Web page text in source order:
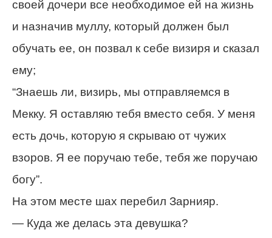
своей дочери все необходимое ей на жизнь
и назначив муллу, который должен был
обучать ее, он позвал к себе визиря и сказал
ему;
“Знаешь ли, визирь, мы отправляемся в
Мекку. Я оставляю тебя вместо себя. У меня
есть дочь, которую я скрываю от чужих
взоров. Я ее поручаю тебе, тебя же поручаю
богу”.
На этом месте шах перебил Зарнияр.
— Куда же делась эта девушка?